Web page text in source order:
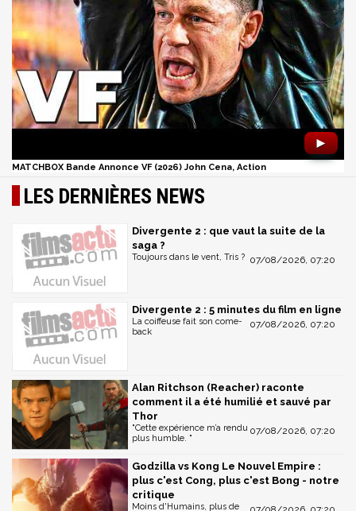
►
MATCHBOX Bande Annonce VF (2026) John Cena, Action
LES DERNIÈRES NEWS
Divergente 2 : que vaut la suite de la
saga ?
07/08/2026, 07:20
Toujours dans le vent, Tris ?
Divergente 2 : 5 minutes du film en ligne
07/08/2026, 07:20
La coiffeuse fait son come-
back
Alan Ritchson (Reacher) raconte
comment il a été humilié et sauvé par
Thor
07/08/2026, 07:20
"Cette expérience m’a rendu
plus humble. "
Godzilla vs Kong Le Nouvel Empire :
plus c'est Cong, plus c'est Bong - notre
critique
Moins d'Humains, plus de